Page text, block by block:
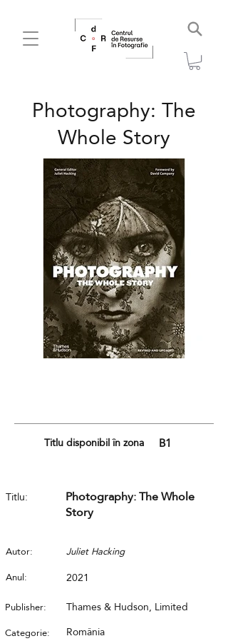
Photography: The
Whole Story
Titlu disponibil în zona B1
Titlu:
Photography: The Whole
Story
Autor:
Juliet Hacking
Anul:
2021
Publisher: Thames & Hudson, Limited
Categorie: România